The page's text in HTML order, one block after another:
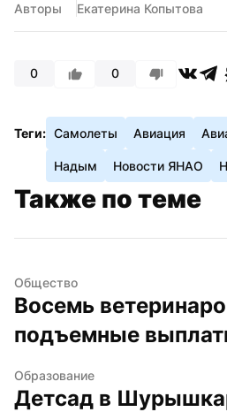
Авторы Екатерина Копытова
0 0
Теги: Самолеты Авиация
Надым Новости ЯНАО
Также по теме
Общество
Восемь
подъемные
Образование
Детсад в